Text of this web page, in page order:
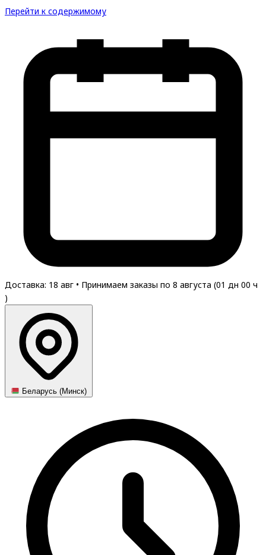
Перейти к содержимому
Доставка: 18 авг • Принимаем заказы по 8 августа (01 дн 00 ч
)
Беларусь (Минск)